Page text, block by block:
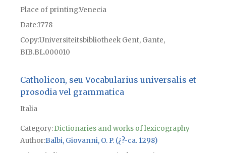
Place of printingVenecia
Date1778
CopyUniversiteitsbibliotheek Gent, Gante,
BIB.BL.000010
Catholicon, seu Vocabularius universalis et
prosodia vel grammatica
Italia
Category:Dictionaries and works of lexicography
Author Balbi, Giovanni, O. P. (¿?-ca. 1298)